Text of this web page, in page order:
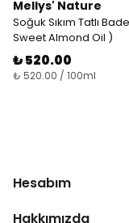
Mellys' Nature
Soğuk Sıkım Tatlı
Sweet Almond Oil )
₺ 520.00
₺ 520.00 / 100ml
Hesabım
Hakkımızda